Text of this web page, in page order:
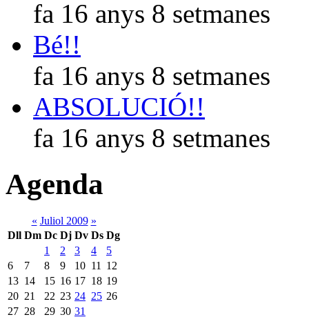
fa 16 anys 8 setmanes
Bé!!
fa 16 anys 8 setmanes
ABSOLUCIÓ!!
fa 16 anys 8 setmanes
Agenda
« Juliol 2009 »
Dll Dm Dc Dj Dv Ds Dg
1
2 3 4
5
6
7 8 9 10 11
12
13 14 15 16 17 18 19
20 21 22 23 24 25 26
27 28 29 30 31